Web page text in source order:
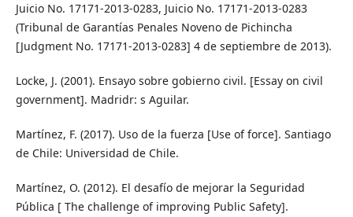
Juicio No. 17171-2013-0283, Juicio No. 17171-2013-0283
(Tribunal de Garantías Penales Noveno de Pichincha
[Judgment No. 17171-2013-0283] 4 de septiembre de 2013).
Locke, J. (2001). Ensayo sobre gobierno civil. [Essay on civil
government]. Madridr: s Aguilar.
Martínez, F. (2017). Uso de la fuerza [Use of force]. Santiago
de Chile: Universidad de Chile.
Martínez, O. (2012). El desafío de mejorar la Seguridad
Pública [ The challenge of improving Public Safety].